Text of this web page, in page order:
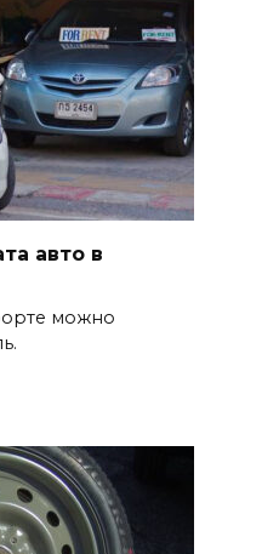
авто в
можно